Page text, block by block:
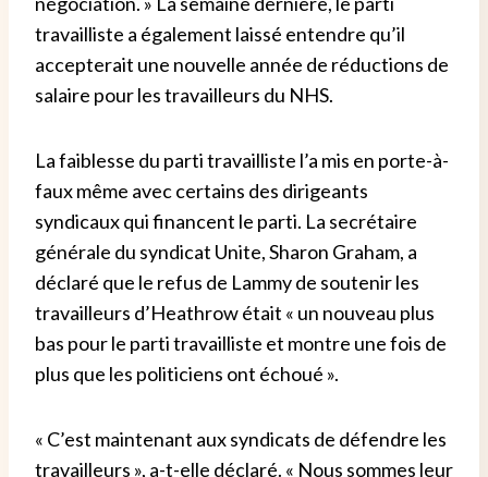
travailliste a également laissé entendre qu’il
accepterait une nouvelle année de réductions de
salaire pour les travailleurs du NHS.
La faiblesse du parti travailliste l’a mis en porte-à-
faux même avec certains des dirigeants
syndicaux qui financent le parti. La secrétaire
générale du syndicat Unite, Sharon Graham, a
déclaré que le refus de Lammy de soutenir les
travailleurs d’Heathrow était « un nouveau plus
bas pour le parti travailliste et montre une fois de
plus que les politiciens ont échoué ».
« C’est maintenant aux syndicats de défendre les
travailleurs », a-t-elle déclaré. « Nous sommes leur